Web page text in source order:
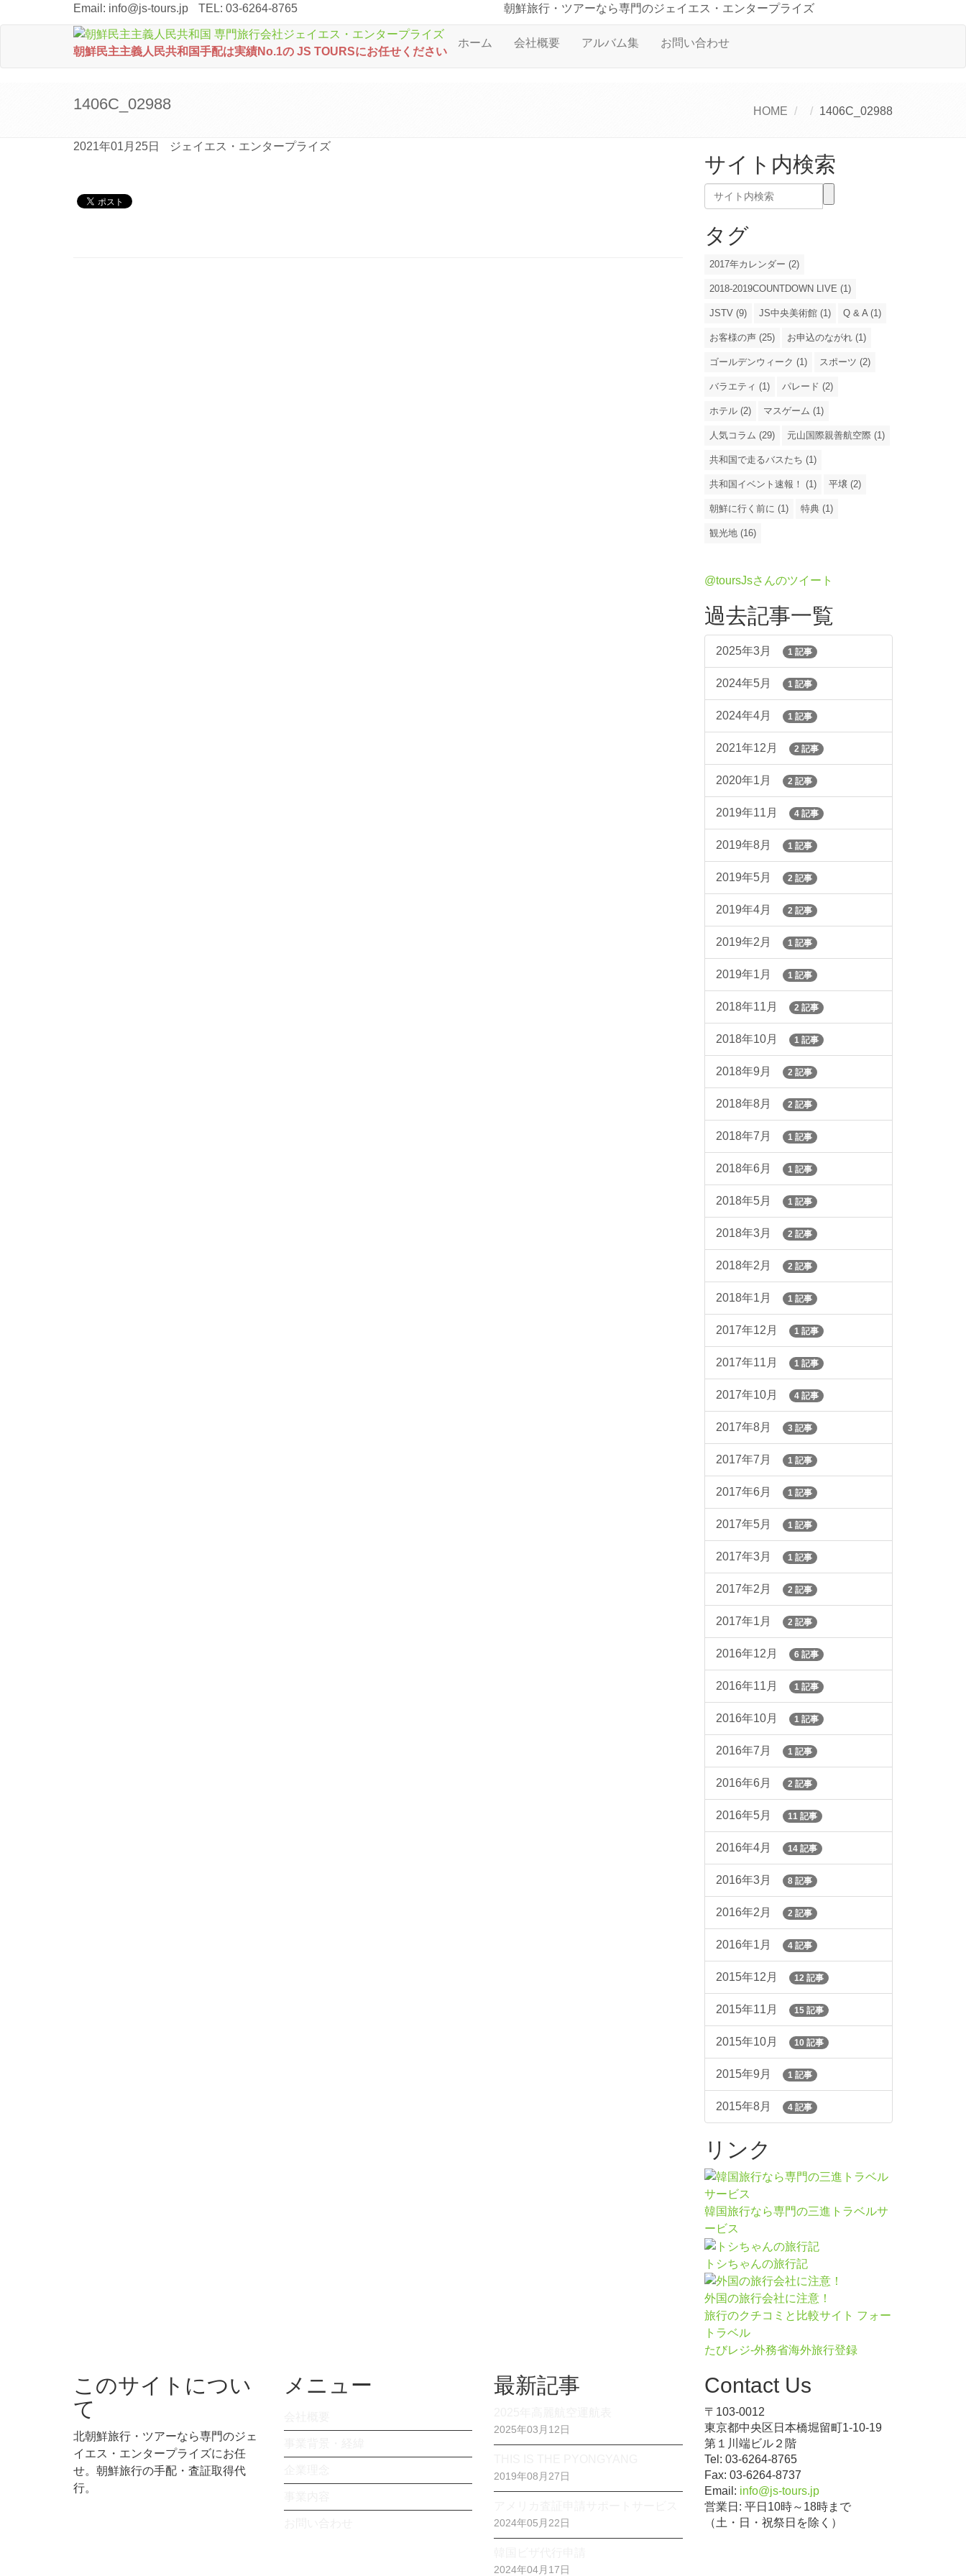
Email: info@js-tours.jp TEL: 03-6264-8765 朝鮮旅行・ツアーなら専門のジェイエス・エンタープライズ
朝鮮民主主義人民共和国手配は実績No.1の JS TOURSにお任せください
ホーム 会社概要 アルバム集 お問い合わせ
1406C_02988 HOME 1406C_02988
2021年01月25日 ジェイエス・エンタープライズ
サイト内検索
タグ
2017年カレンダー (2)
2018-2019COUNTDOWN LIVE (1)
JSTV (9) JS中央美術館 (1) Q & A (1)
お客様の声 (25) お申込のながれ (1)
ゴールデンウィーク (1) スポーツ (2)
バラエティ (1) パレード (2)
ホテル (2) マスゲーム (1)
人気コラム (29) 元山国際親善航空際 (1)
共和国で走るバスたち (1)
共和国イベント速報！ (1) 平壌 (2)
朝鮮に行く前に (1) 特典 (1)
観光地 (16)
@toursJsさんのツイート
過去記事一覧
2025年3月 1 記事
2024年5月 1 記事
2024年4月 1 記事
2021年12月 2 記事
2020年1月 2 記事
2019年11月 4 記事
2019年8月 1 記事
2019年5月 2 記事
2019年4月 2 記事
2019年2月 1 記事
2019年1月 1 記事
2018年11月 2 記事
2018年10月 1 記事
2018年9月 2 記事
2018年8月 2 記事
2018年7月 1 記事
2018年6月 1 記事
2018年5月 1 記事
2018年3月 2 記事
2018年2月 2 記事
2018年1月 1 記事
2017年12月 1 記事
2017年11月 1 記事
2017年10月 4 記事
2017年8月 3 記事
2017年7月 1 記事
2017年6月 1 記事
2017年5月 1 記事
2017年3月 1 記事
2017年2月 2 記事
2017年1月 2 記事
2016年12月 6 記事
2016年11月 1 記事
2016年10月 1 記事
2016年7月 1 記事
2016年6月 2 記事
2016年5月 11 記事
2016年4月 14 記事
2016年3月 8 記事
2016年2月 2 記事
2016年1月 4 記事
2015年12月 12 記事
2015年11月 15 記事
2015年10月 10 記事
2015年9月 1 記事
2015年8月 4 記事
リンク
韓国旅行なら専門の三進トラベルサ
ービス
トシちゃんの旅行記
外国の旅行会社に注意！
旅行のクチコミと比較サイト フォー
トラベル
たびレジ-外務省海外旅行登録
このサイトについ
て
北朝鮮旅行・ツアーなら専門のジェ
イエス・エンタープライズにお任
せ。朝鮮旅行の手配・査証取得代
行。
メニュー 最新記事
2025年03月12日
2019年08月27日
2024年05月22日
2024年04月17日
Contact Us
〒103-0012
東京都中央区日本橋堀留町1-10-19
第１川端ビル２階
Tel: 03-6264-8765
Fax: 03-6264-8737
Email: info@js-tours.jp
営業日: 平日10時～18時まで
（土・日・祝祭日を除く）